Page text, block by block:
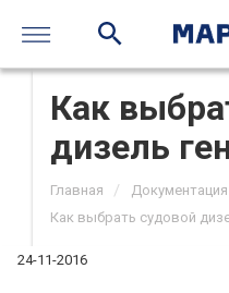
Как
дизель
Главная / Документация
Как выбрать судовой
24-11-2016